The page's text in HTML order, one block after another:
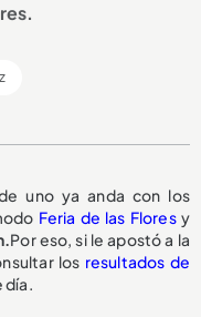
uno ya anda con los
Feria de las Floresy
Por eso, si le apostó a la
los resultados de
día.